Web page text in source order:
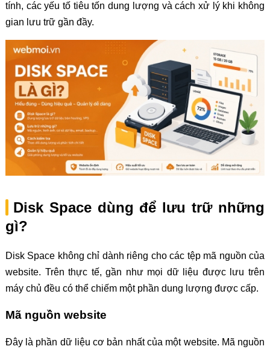
tính, các yếu tố tiêu tốn dung lượng và cách xử lý khi không
gian lưu trữ gần đầy.
Disk Space dùng để lưu trữ những
gì?
Disk Space không chỉ dành riêng cho các tệp mã nguồn của
website. Trên thực tế, gần như mọi dữ liệu được lưu trên
máy chủ đều có thể chiếm một phần dung lượng được cấp.
Mã nguồn website
Đây là phần dữ liệu cơ bản nhất của một website. Mã nguồn